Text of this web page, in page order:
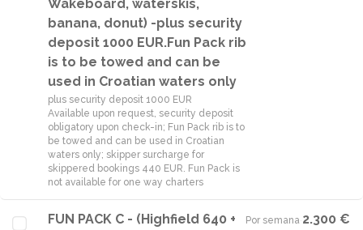
Wakeboard, waterskis,
banana, donut) -plus security
deposit 1000 EUR.Fun Pack rib
is to be towed and can be
used in Croatian waters only
plus security deposit 1000 EUR
Available upon request, security deposit
obligatory upon check-in; Fun Pack rib is to
be towed and can be used in Croatian
waters only; skipper surcharge for
skippered bookings 440 EUR. Fun Pack is
not available for one way charters
FUN PACK C - (Highfield 640 +
Por semana·2.300 €